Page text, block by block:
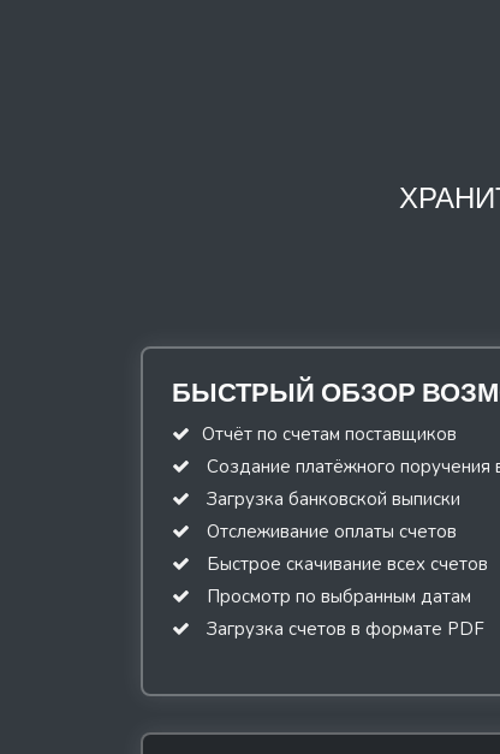
БЫСТРЫЙ ОБЗОР
Отчёт по счетам поставщиков
Создание платёжного поручения
Загрузка банковской выписки
Отслеживание оплаты счетов
Быстрое скачивание всех счетов
Просмотр по выбранным датам
Загрузка счетов в формате PDF